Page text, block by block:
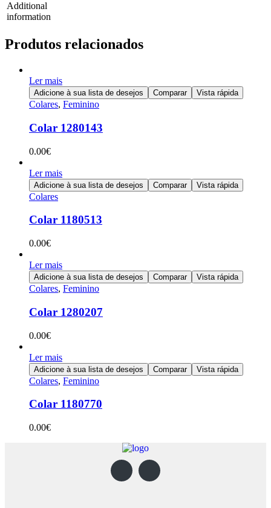
Additional
information
Produtos relacionados
Ler mais
Adicione à sua lista de desejos Comparar Vista rápida
Colares, Feminino
Colar 1280143
0.00€
Ler mais
Adicione à sua lista de desejos Comparar Vista rápida
Colares
Colar 1180513
0.00€
Ler mais
Adicione à sua lista de desejos Comparar Vista rápida
Colares, Feminino
Colar 1280207
0.00€
Ler mais
Adicione à sua lista de desejos Comparar Vista rápida
Colares, Feminino
Colar 1180770
0.00€